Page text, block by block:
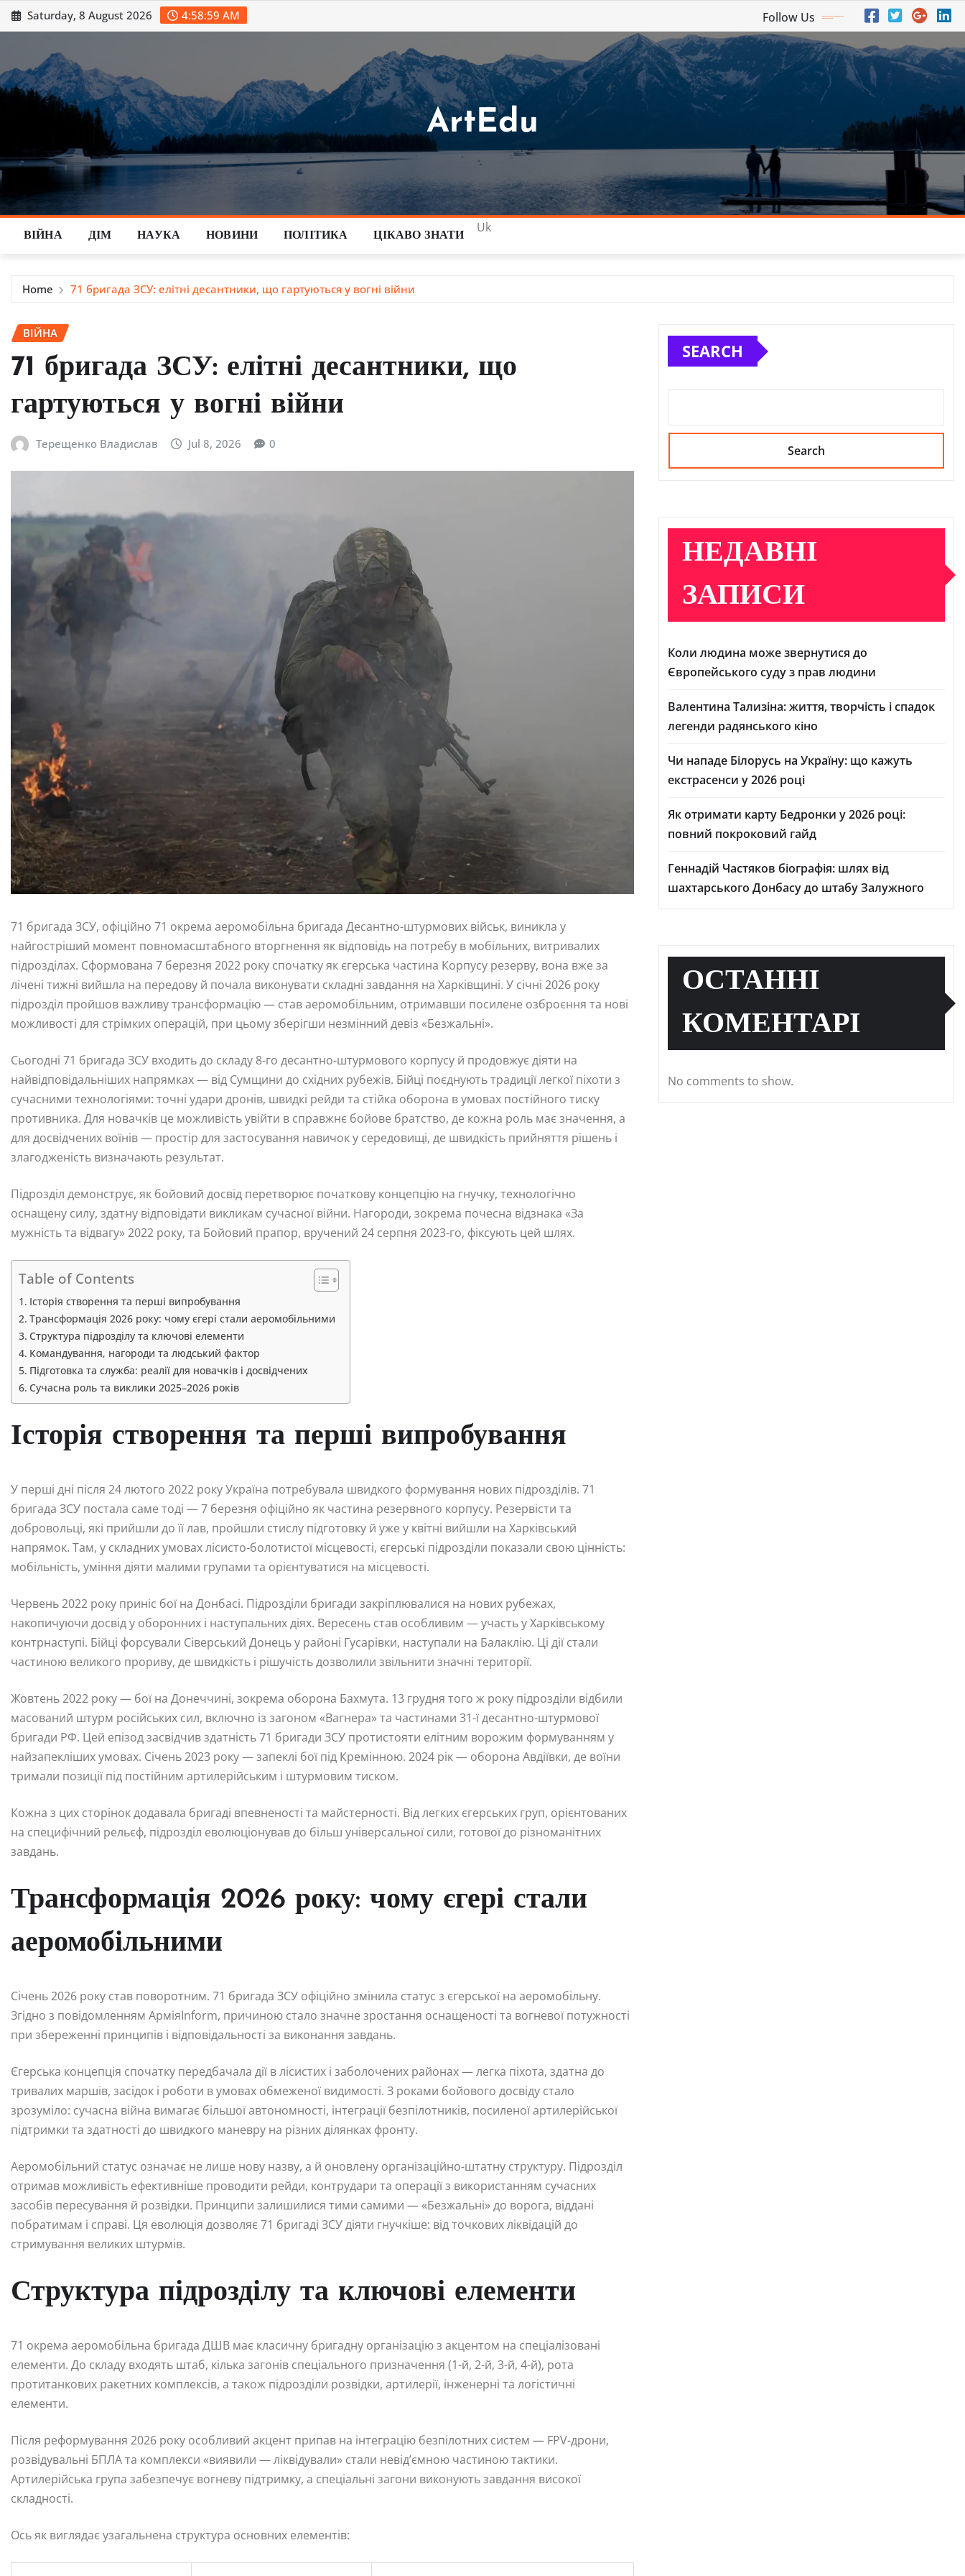
Skip
to
Saturday, 8 August 2026 4:59:00 AM Follow Us
ArtEdu
ВІЙНА ДІМ НАУКА НОВИНИ ПОЛІТИКА ЦІКАВО ЗНАТИ
Uk
Home 71 бригада ЗСУ: елітні десантники, що гартуються у вогні війни
ВІЙНА
71 бригада ЗСУ: елітні десантники, що
гартуються у вогні війни
Терещенко Владислав Jul 8, 2026 0
71 бригада ЗСУ, офіційно 71 окрема аеромобільна бригада Десантно-штурмових військ, виникла у
найгостріший момент повномасштабного вторгнення як відповідь на потребу в мобільних, витривалих
підрозділах. Сформована 7 березня 2022 року спочатку як єгерська частина Корпусу резерву, вона вже за
лічені тижні вийшла на передову й почала виконувати складні завдання на Харківщині. У січні 2026 року
підрозділ пройшов важливу трансформацію — став аеромобільним, отримавши посилене озброєння та нові
можливості для стрімких операцій, при цьому зберігши незмінний девіз «Безжальні».
Сьогодні 71 бригада ЗСУ входить до складу 8-го десантно-штурмового корпусу й продовжує діяти на
найвідповідальніших напрямках — від Сумщини до східних рубежів. Бійці поєднують традиції легкої піхоти з
сучасними технологіями: точні удари дронів, швидкі рейди та стійка оборона в умовах постійного тиску
противника. Для новачків це можливість увійти в справжнє бойове братство, де кожна роль має значення, а
для досвідчених воїнів — простір для застосування навичок у середовищі, де швидкість прийняття рішень і
злагодженість визначають результат.
Підрозділ демонструє, як бойовий досвід перетворює початкову концепцію на гнучку, технологічно
оснащену силу, здатну відповідати викликам сучасної війни. Нагороди, зокрема почесна відзнака «За
мужність та відвагу» 2022 року, та Бойовий прапор, вручений 24 серпня 2023-го, фіксують цей шлях.
Table of Contents
Історія створення та перші випробування
Трансформація 2026 року: чому єгері стали аеромобільними
Структура підрозділу та ключові елементи
Командування, нагороди та людський фактор
Підготовка та служба: реалії для новачків і досвідчених
Сучасна роль та виклики 2025–2026 років
Історія створення та перші випробування
У перші дні після 24 лютого 2022 року Україна потребувала швидкого формування нових підрозділів. 71
бригада ЗСУ постала саме тоді — 7 березня офіційно як частина резервного корпусу. Резервісти та
добровольці, які прийшли до її лав, пройшли стислу підготовку й уже у квітні вийшли на Харківський
напрямок. Там, у складних умовах лісисто-болотистої місцевості, єгерські підрозділи показали свою цінність:
мобільність, уміння діяти малими групами та орієнтуватися на місцевості.
Червень 2022 року приніс бої на Донбасі. Підрозділи бригади закріплювалися на нових рубежах,
накопичуючи досвід у оборонних і наступальних діях. Вересень став особливим — участь у Харківському
контрнаступі. Бійці форсували Сіверський Донець у районі Гусарівки, наступали на Балаклію. Ці дії стали
частиною великого прориву, де швидкість і рішучість дозволили звільнити значні території.
Жовтень 2022 року — бої на Донеччині, зокрема оборона Бахмута. 13 грудня того ж року підрозділи відбили
масований штурм російських сил, включно із загоном «Вагнера» та частинами 31-ї десантно-штурмової
бригади РФ. Цей епізод засвідчив здатність 71 бригади ЗСУ протистояти елітним ворожим формуванням у
найзапекліших умовах. Січень 2023 року — запеклі бої під Кремінною. 2024 рік — оборона Авдіївки, де воїни
тримали позиції під постійним артилерійським і штурмовим тиском.
Кожна з цих сторінок додавала бригаді впевненості та майстерності. Від легких єгерських груп, орієнтованих
на специфічний рельєф, підрозділ еволюціонував до більш універсальної сили, готової до різноманітних
завдань.
Трансформація 2026 року: чому єгері стали
аеромобільними
Січень 2026 року став поворотним. 71 бригада ЗСУ офіційно змінила статус з єгерської на аеромобільну.
Згідно з повідомленням АрміяInform, причиною стало значне зростання оснащеності та вогневої потужності
при збереженні принципів і відповідальності за виконання завдань.
Єгерська концепція спочатку передбачала дії в лісистих і заболочених районах — легка піхота, здатна до
тривалих маршів, засідок і роботи в умовах обмеженої видимості. З роками бойового досвіду стало
зрозуміло: сучасна війна вимагає більшої автономності, інтеграції безпілотників, посиленої артилерійської
підтримки та здатності до швидкого маневру на різних ділянках фронту.
Аеромобільний статус означає не лише нову назву, а й оновлену організаційно-штатну структуру. Підрозділ
отримав можливість ефективніше проводити рейди, контрудари та операції з використанням сучасних
засобів пересування й розвідки. Принципи залишилися тими самими — «Безжальні» до ворога, віддані
побратимам і справі. Ця еволюція дозволяє 71 бригаді ЗСУ діяти гнучкіше: від точкових ліквідацій до
стримування великих штурмів.
Структура підрозділу та ключові елементи
71 окрема аеромобільна бригада ДШВ має класичну бригадну організацію з акцентом на спеціалізовані
елементи. До складу входять штаб, кілька загонів спеціального призначення (1-й, 2-й, 3-й, 4-й), рота
протитанкових ракетних комплексів, а також підрозділи розвідки, артилерії, інженерні та логістичні
елементи.
Після реформування 2026 року особливий акцент припав на інтеграцію безпілотних систем — FPV-дрони,
розвідувальні БПЛА та комплекси «виявили — ліквідували» стали невід’ємною частиною тактики.
Артилерійська група забезпечує вогневу підтримку, а спеціальні загони виконують завдання високої
складності.
Ось як виглядає узагальнена структура основних елементів:
SEARCH
Search
НЕДАВНІ
ЗАПИСИ
Коли людина може звернутися до
Європейського суду з прав людини
Валентина Тализіна: життя, творчість і спадок
легенди радянського кіно
Чи нападе Білорусь на Україну: що кажуть
екстрасенси у 2026 році
Як отримати карту Бедронки у 2026 році:
повний покроковий гайд
Геннадій Частяков біографія: шлях від
шахтарського Донбасу до штабу Залужного
ОСТАННІ
КОМЕНТАРІ
No comments to show.